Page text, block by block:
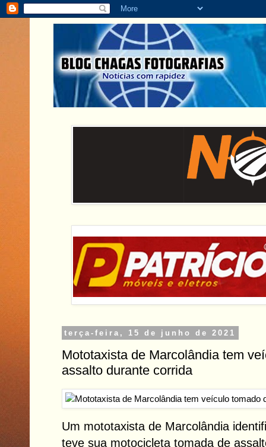
terça-feira, 15 de junho de 2021
Mototaxista de Marcolândia tem
assalto durante corrida
Um mototaxista de Marcolândia
teve sua motocicleta tomada de